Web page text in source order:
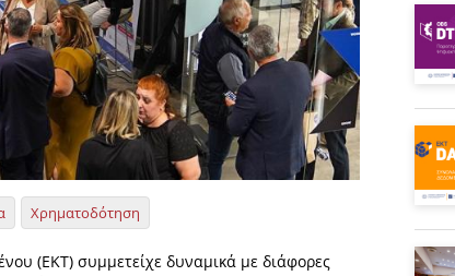
Χρηματοδότηση
(ΕΚΤ) συμμετείχε δυναμικά με διάφορες